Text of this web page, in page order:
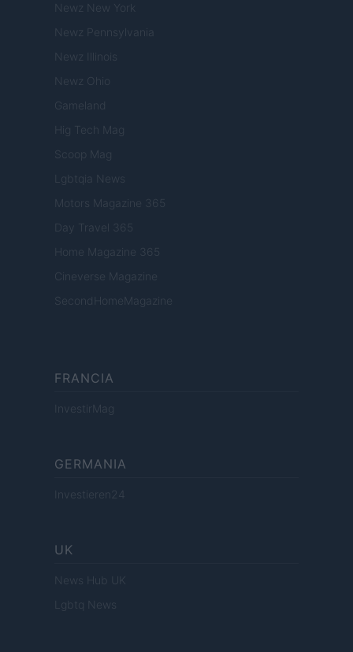
Newz New York
Newz Pennsylvania
Newz Illinois
Newz Ohio
Gameland
Hig Tech Mag
Scoop Mag
Lgbtqia News
Motors Magazine 365
Day Travel 365
Home Magazine 365
Cineverse Magazine
SecondHomeMagazine
FRANCIA
InvestirMag
GERMANIA
Investieren24
UK
News Hub UK
Lgbtq News